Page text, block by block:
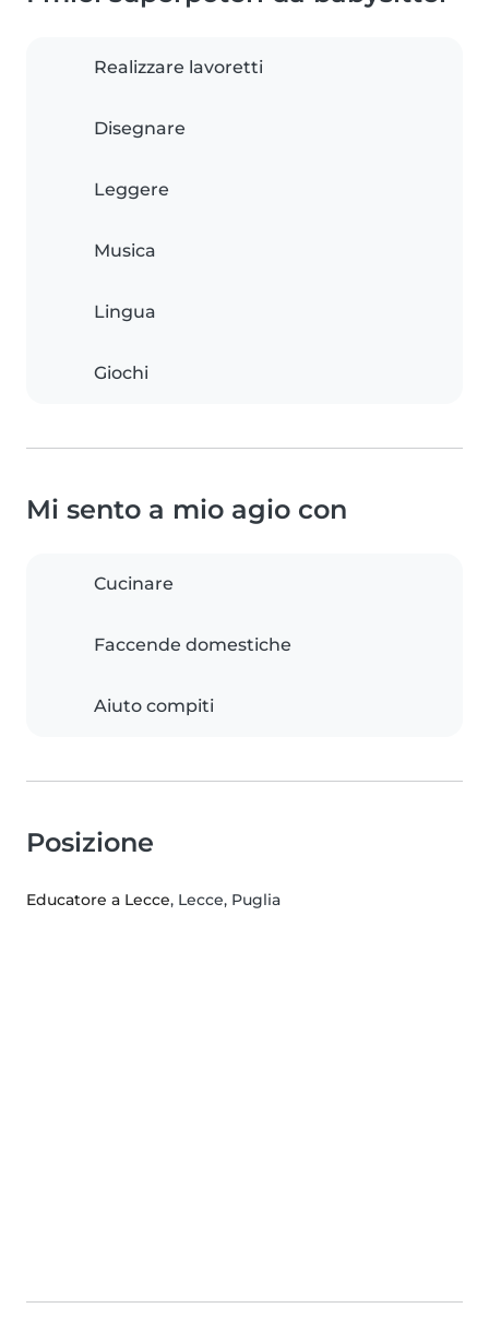
Realizzare lavoretti
Disegnare
Leggere
Musica
Lingua
Giochi
Mi sento a mio agio con
Cucinare
Faccende domestiche
Aiuto compiti
Posizione
Educatore a Lecce, Lecce, Puglia